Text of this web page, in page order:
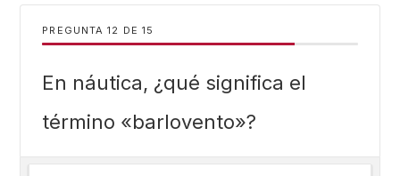
PREGUNTA DE 15
En náutica, ¿qué significa el
término «barlovento»?